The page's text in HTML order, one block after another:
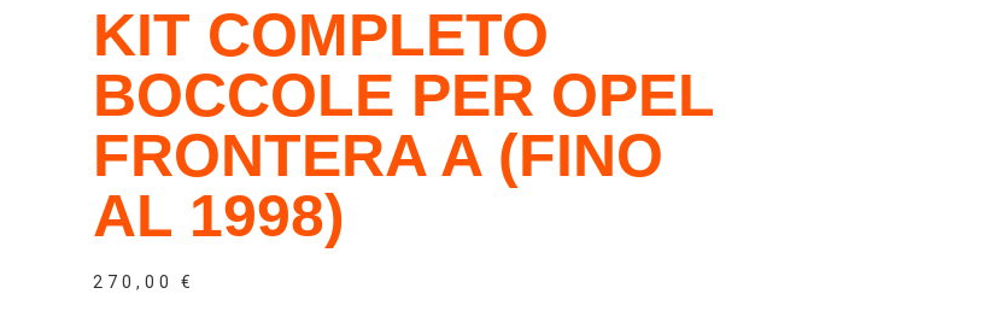
KIT COMPLETO
BOCCOLE PER OPEL
FRONTERA A (FINO
AL 1998)
270,00€